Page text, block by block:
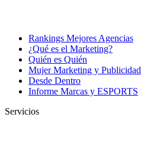
Rankings Mejores Agencias
¿Qué es el Marketing?
Quién es Quién
Mujer Marketing y Publicidad
Desde Dentro
Informe Marcas y ESPORTS
Servicios